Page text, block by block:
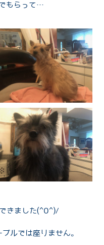
もらって…​
きました(^0^)/
ルでは座りません。
OCT